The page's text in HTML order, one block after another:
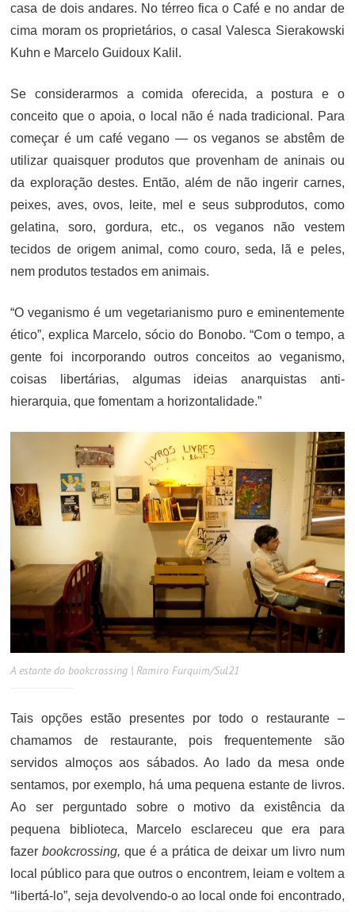
casa de dois andares. No térreo fica o Café e no andar de
cima moram os proprietários, o casal Valesca Sierakowski
Kuhn e Marcelo Guidoux Kalil.
Se considerarmos a comida oferecida, a postura e o
conceito que o apoia, o local não é nada tradicional. Para
começar é um café vegano — os veganos se abstêm de
utilizar quaisquer produtos que provenham de aninais ou
da exploração destes. Então, além de não ingerir carnes,
peixes, aves, ovos, leite, mel e seus subprodutos, como
gelatina, soro, gordura, etc., os veganos não vestem
tecidos de origem animal, como couro, seda, lã e peles,
nem produtos testados em animais.
“O veganismo é um vegetarianismo puro e eminentemente
ético”, explica Marcelo, sócio do Bonobo. “Com o tempo, a
gente foi incorporando outros conceitos ao veganismo,
coisas libertárias, algumas ideias anarquistas anti-
hierarquia, que fomentam a horizontalidade.”
A estante do bookcrossing | Ramiro Furquim/Sul21
Tais opções estão presentes por todo o restaurante –
chamamos de restaurante, pois frequentemente são
servidos almoços aos sábados. Ao lado da mesa onde
sentamos, por exemplo, há uma pequena estante de livros.
Ao ser perguntado sobre o motivo da existência da
pequena biblioteca, Marcelo esclareceu que era para
fazerbookcrossing,que é a prática de deixar um livro num
local público para que outros o encontrem, leiam e voltem a
“libertá-lo”, seja devolvendo-o ao local onde foi encontrado,